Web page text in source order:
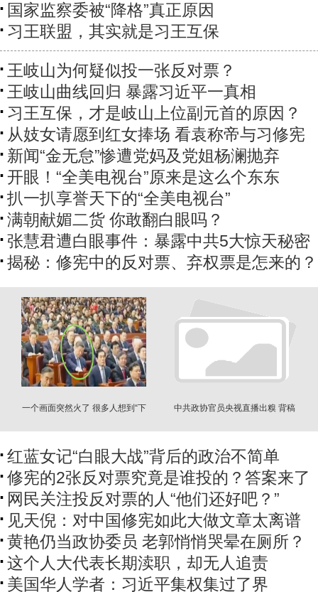
国家监察委被“降格”真正原因
习王联盟，其实就是习王互保
王岐山为何疑似投一张反对票？
王岐山曲线回归 暴露习近平一真相
习王互保，才是岐山上位副元首的原因？
从妓女请愿到红女捧场 看袁称帝与习修宪
新闻“金无怠”惨遭党妈及党姐杨澜抛弃
开眼！“全美电视台”原来是这么个东东
扒一扒享誉天下的“全美电视台”
满朝献媚二货 你敢翻白眼吗？
张慧君遭白眼事件：暴露中共5大惊天秘密
揭秘：修宪中的反对票、弃权票是怎来的？
一个画面突然火了 很多人想到“下
中共政协官员央视直播出糗 背稿
红蓝女记“白眼大战”背后的政治不简单
修宪的2张反对票究竟是谁投的？答案来了
网民关注投反对票的人“他们还好吧？”
见天倪：对中国修宪如此大做文章太离谱
黄艳仍当政协委员 老郭悄悄哭晕在厕所？
这个人大代表长期渎职，却无人追责
美国华人学者：习近平集权集过了界